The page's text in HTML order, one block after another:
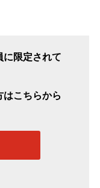
に限定されて
はこちらから